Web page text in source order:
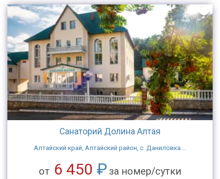
Санаторий Долина Алтая
Алтайский край, Алтайский район, с. Даниловка ...
от 6 450 ₽ за номер/сутки